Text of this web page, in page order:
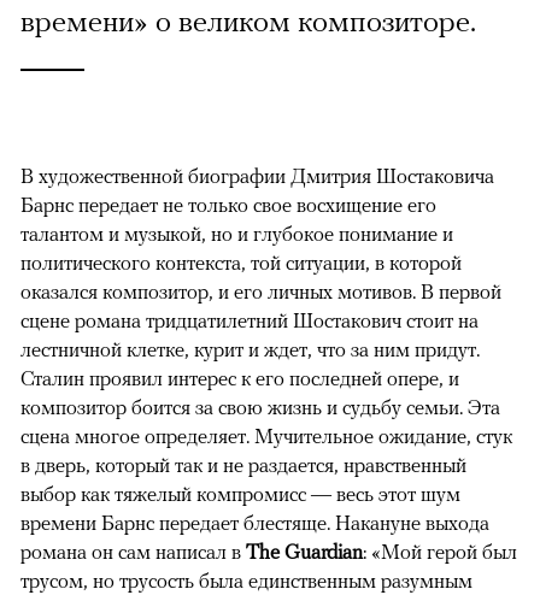
времени» о великом композиторе.
В художественной биографии Дмитрия Шостаковича
Барнс передает не только свое восхищение его
талантом и музыкой, но и глубокое понимание и
политического контекста, той ситуации, в которой
оказался композитор, и его личных мотивов. В первой
сцене романа тридцатилетний Шостакович стоит на
лестничной клетке, курит и ждет, что за ним придут.
Сталин проявил интерес к его последней опере, и
композитор боится за свою жизнь и судьбу семьи. Эта
сцена многое определяет. Мучительное ожидание, стук
в дверь, который так и не раздается, нравственный
выбор как тяжелый компромисс — весь этот шум
времени Барнс передает блестяще. Накануне выхода
романа он сам написал в The Guardian: «Мой герой был
трусом, но трусость была единственным разумным